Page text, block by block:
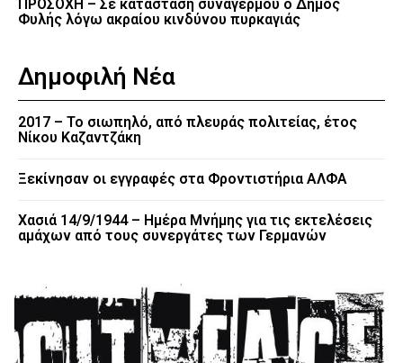
ΠΡΟΣΟΧΗ – Σε κατάσταση συναγερμού ο Δήμος
Φυλής λόγω ακραίου κινδύνου πυρκαγιάς
Δημοφιλή Νέα
2017 – Το σιωπηλό, από πλευράς πολιτείας, έτος
Νίκου Καζαντζάκη
Ξεκίνησαν οι εγγραφές στα Φροντιστήρια ΑΛΦΑ
Χασιά 14/9/1944 – Ημέρα Μνήμης για τις εκτελέσεις
αμάχων από τους συνεργάτες των Γερμανών